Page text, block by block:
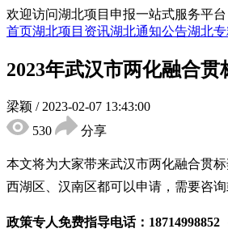
欢迎访问湖北项目申报一站式服务平台
首页湖北项目资讯湖北通知公告湖北
2023年武汉市两化融合
梁颖 / 2023-02-07 13:43:00
530
分享
本文将为大家带来武汉市两化融合贯
西湖区、汉南区都可以申请 ， 需要咨
政策专人免费指导电话： 18714998852